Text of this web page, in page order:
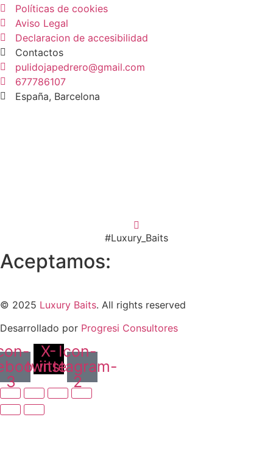
Políticas de cookies
Aviso Legal
Declaracion de accesibilidad
Contactos
pulidojapedrero@gmail.com
677786107
España, Barcelona
#Luxury_Baits
Aceptamos:
© 2025 Luxury Baits. All rights reserved
Desarrollado por Progresi Consultores
3
X-
twitter
Icon-
instagram-
2